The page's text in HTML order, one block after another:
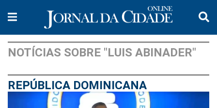
NOTÍCIAS SOBRE "LUIS ABINADER"
REPÚBLICA DOMINICANA